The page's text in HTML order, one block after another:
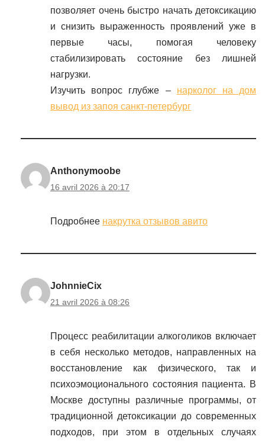
позволяет очень быстро начать детоксикацию
и снизить выраженность проявлений уже в
первые часы, помогая человеку
стабилизировать состояние без лишней
нагрузки.
Изучить вопрос глубже – нарколог на дом
вывод из запоя санкт-петербург
Anthonymoobe
16 avril 2026 à 20:17
Подробнее накрутка отзывов авито
JohnnieCix
21 avril 2026 à 08:26
Процесс реабилитации алкоголиков включает
в себя несколько методов, направленных на
восстановление как физического, так и
психоэмоционального состояния пациента. В
Москве доступны различные программы, от
традиционной детоксикации до современных
подходов, при этом в отдельных случаях